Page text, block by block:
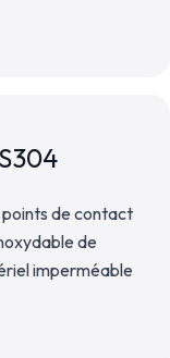
de contact
de
imperméable